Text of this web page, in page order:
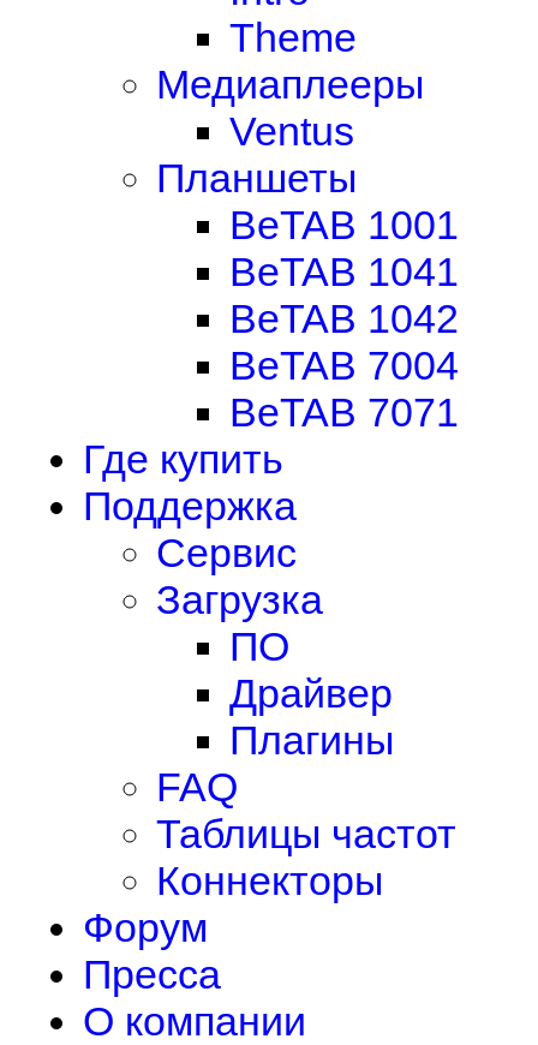
Theme
Медиаплееры
Ventus
Планшеты
BeTAB 1001
BeTAB 1041
BeTAB 1042
BeTAB 7004
BeTAB 7071
Где купить
Поддержка
Сервис
Загрузка
ПО
Драйвер
Плагины
FAQ
Таблицы частот
Коннекторы
Форум
Пресса
О компании